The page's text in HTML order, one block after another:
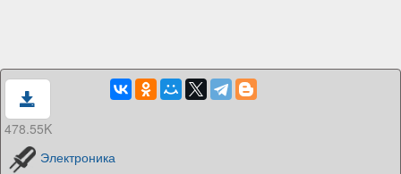
478.55K
Электроника